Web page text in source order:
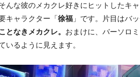
んな彼のメカクレ好きにヒットしたキ
キャラクター「徐福 」です。片目はバ
となきメカクレ。 おまけに、バーソロ
いるように見えます。